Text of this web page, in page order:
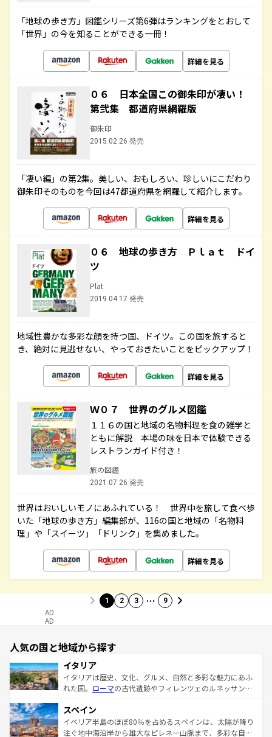
「地球の歩き方」図鑑シリーズ第6弾はランキングをとおして
「世界」の今を知ることができる一冊！
詳細を見る
０６ 日本全国この御朱印が凄い！
第弐集 都道府県網羅版
御朱印
2015.02.26 発売
「凄い編」の第2集。美しい、おもしろい、珍しいにこだわり
御朱印そのものを今回は47都道府県を網羅して紹介します。
詳細を見る
０６ 地球の歩き方 Ｐｌａｔ ドイ
ツ
Plat
2019.04.17 発売
地域性豊かな多彩な顔を持つ国、ドイツ。この国を旅すると
き、絶対に見逃せない、やっておきたいことをピックアップ！
詳細を見る
Ｗ０７ 世界のグルメ図鑑
１１６の国と地域の名物料理を食の雑学と
ともに解説 本場の味を日本で体験できる
レストランガイド付き！
旅の図鑑
2021.07.26 発売
世界はおいしいモノにあふれている！ 世界中を旅して食べ歩
いた「地球の歩き方」編集部が、116の国と地域の「名物料
理」や「スイーツ」「ドリンク」を集めました。
詳細を見る
1 2 3 … 9
AD
AD
人気の国と地域から探す
イタリア
イタリアは歴史、文化、グルメ、自然と多彩な魅力にあふ
れた国。 ローマの古代遺跡やフィレンツェのルネッサンス
ろん、トスカーナの美しい田園風景やアマルフィ海岸の絶
景など、自然景観も見逃せない。観光の合間には、本場の
ピザやパスタなど、絶品のイタリア料理を堪能することも
スペイン
イベリア半島のほぼ80％を占めるスペインは、太陽が降り
注ぐ地中海沿岸から雄大なピレネー山脈まで、多彩な自然